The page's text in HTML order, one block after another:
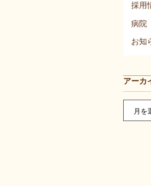
採用
病院
お知
アーカ